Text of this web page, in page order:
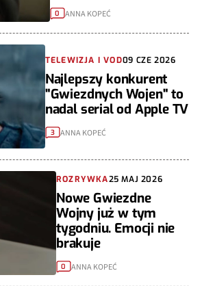
0 ANNA KOPEĆ
TELEWIZJA I VOD09 CZE 2026
Najlepszy konkurent
"Gwiezdnych Wojen" to
nadal serial od Apple TV
3 ANNA KOPEĆ
ROZRYWKA25 MAJ 2026
Nowe Gwiezdne
Wojny już w tym
tygodniu. Emocji nie
brakuje
0 ANNA KOPEĆ